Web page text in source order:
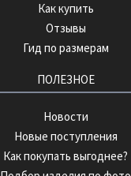
Как купить
Отзывы
Гид по размерам
ПОЛЕЗНОЕ
Новости
Новые поступления
Как покупать выгоднее?